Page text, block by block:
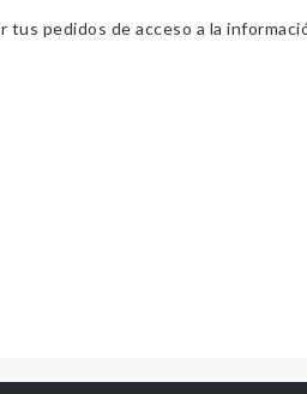
tus pedidos de acceso a la